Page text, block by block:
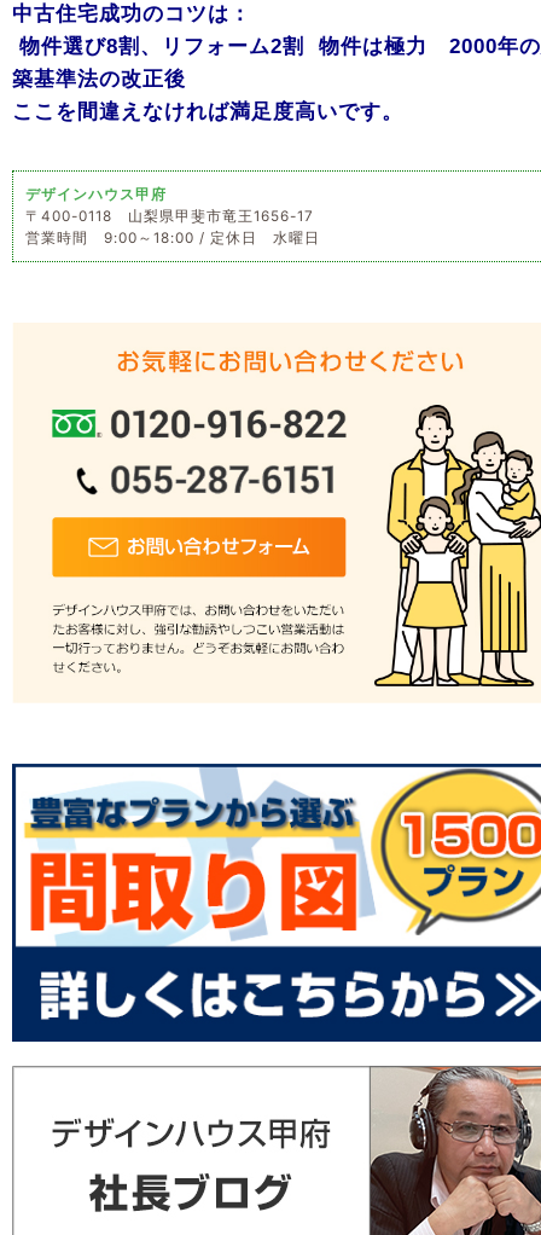
中古住宅成功のコツは：
物件選び8割、リフォーム2割 物件は極力 2000年
築基準法の改正後
ここを間違えなければ満足度高いです。
デザインハウス甲府
〒400-0118 山梨県甲斐市竜王1656-17
営業時間 9:00～18:00 / 定休日 水曜日